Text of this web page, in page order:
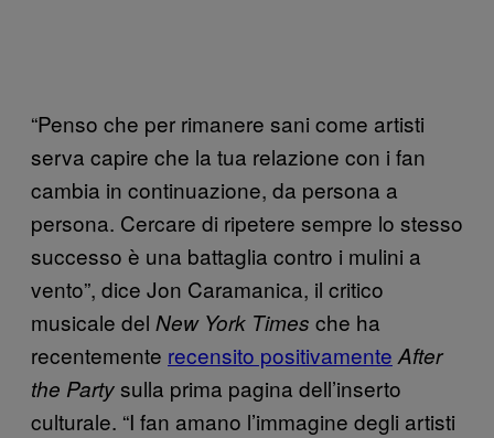
“Penso che per rimanere sani come artisti
serva capire che la tua relazione con i fan
cambia in continuazione, da persona a
persona. Cercare di ripetere sempre lo stesso
successo è una battaglia contro i mulini a
vento”, dice Jon Caramanica, il critico
musicale del New York Times che ha
recentemente recensito positivamente After
the Partysulla prima pagina dell’inserto
culturale. “I fan amano l’immagine degli artisti